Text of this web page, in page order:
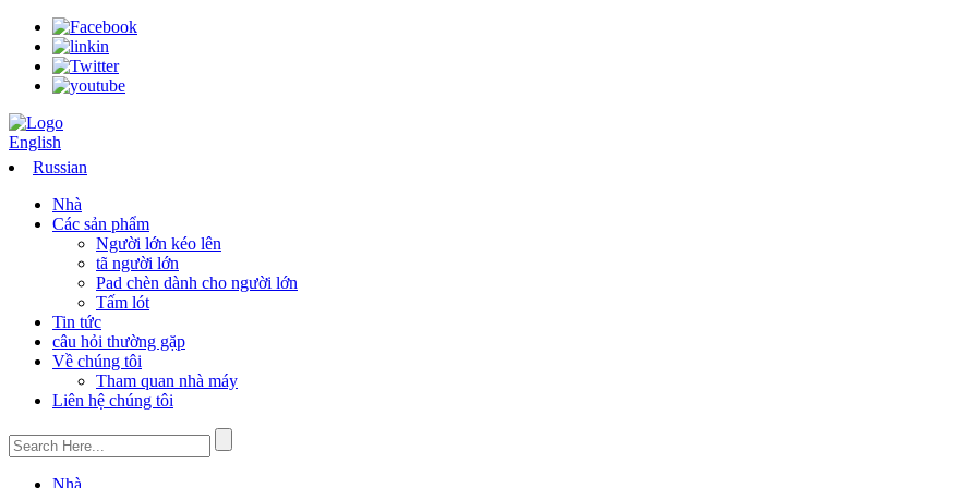
English
Russian
Nhà
Các sản phẩm
Người lớn kéo lên
tã người lớn
Pad chèn dành cho người lớn
Tấm lót
Tin tức
câu hỏi thường gặp
Về chúng tôi
Tham quan nhà máy
Liên hệ chúng tôi
Nhà